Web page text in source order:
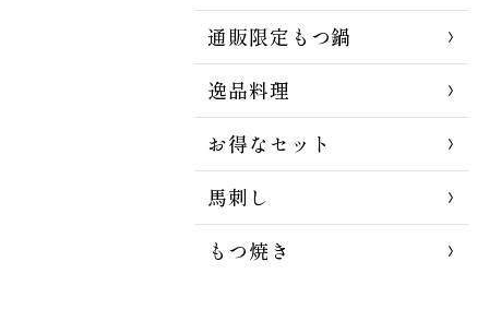
通販限定もつ鍋
逸品料理
お得なセット
馬刺し
もつ焼き